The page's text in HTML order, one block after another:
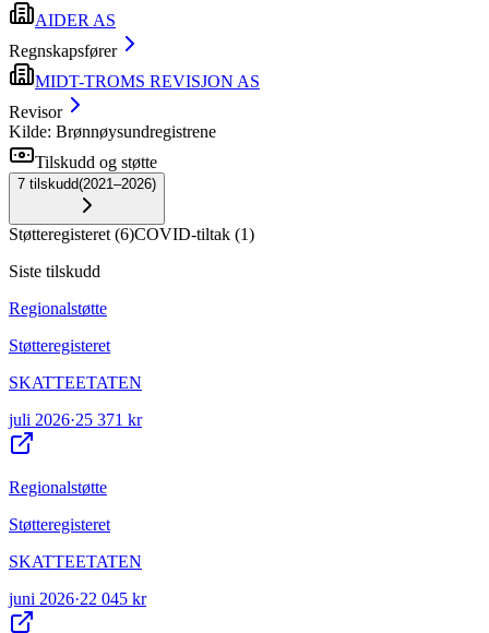
AIDER AS
Regnskapsfører
MIDT-TROMS REVISJON AS
Revisor
Kilde: Brønnøysundregistrene
Tilskudd og støtte
7 tilskudd(2021–2026)
Støtteregisteret (6)COVID-tiltak (1)
Siste tilskudd
Regionalstøtte
Støtteregisteret
SKATTEETATEN
juli 2026·25 371 kr
Regionalstøtte
Støtteregisteret
SKATTEETATEN
juni 2026·22 045 kr